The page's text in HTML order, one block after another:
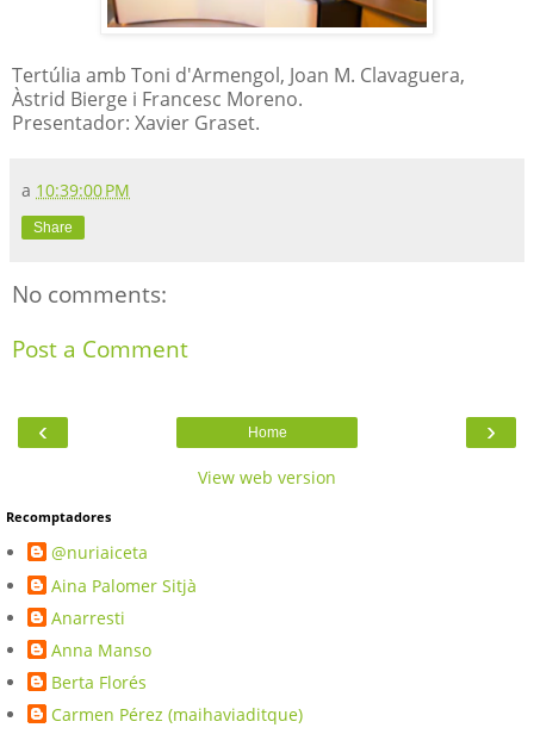
Tertúlia amb Toni d'Armengol, Joan M. Clavaguera,
Àstrid Bierge i Francesc Moreno.
Presentador: Xavier Graset.
a 10:39:00 PM
Share
No comments:
Post a Comment
‹ ›
Home
View web version
Recomptadores
@nuriaiceta
Aina Palomer Sitjà
Anarresti
Anna Manso
Berta Florés
Carmen Pérez (maihaviaditque)